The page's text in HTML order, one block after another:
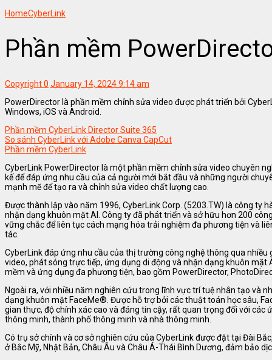
HomeCyberLink
Phần mềm
Copyright0 January 14, 2024 9:14 am
PowerDirector là phần mềm chỉnh sửa video được phát triển bởi
Windows, iOS và Android.
Phần mềm CyberLink Director Suite 365
So sánh CyberLink với Adobe Canva CapCut
Phần mềm CyberLink
CyberLink PowerDirector là một phần mềm chỉnh sửa video chuyên
kế để đáp ứng nhu cầu của cả người mới bắt đầu và những người
mạnh mẽ để tạo ra và chỉnh sửa video chất lượng cao.
Được thành lập vào năm 1996, CyberLink Corp. (5203.TW) là công ty
nhận dạng khuôn mặt AI. Công ty đã phát triển và sở hữu hơn 200
vững chắc để liên tục cách mạng hóa trải nghiệm đa phương tiện và
tác.
CyberLink đáp ứng nhu cầu của thị trường công nghệ thông qua
video, phát sóng trực tiếp, ứng dụng di động và nhận dạng khuôn
mềm và ứng dụng đa phương tiện, bao gồm PowerDirector,
Ngoài ra, với nhiều năm nghiên cứu trong lĩnh vực trí tuệ nhân tạo và
dạng khuôn mặt FaceMe®. Được hỗ trợ bởi các thuật toán học sâu,
gian thực, độ chính xác cao và đáng tin cậy, rất quan trọng đối với
thông minh, thành phố thông minh và nhà thông minh.
Có trụ sở chính và cơ sở nghiên cứu của CyberLink được đặt tại Đài
ở Bắc Mỹ, Nhật Bản, Châu Âu và Châu Á-Thái Bình Dương, đảm bảo